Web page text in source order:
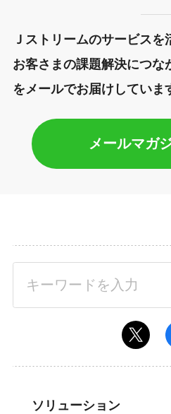
Ｊストリームのサービスを
お客さまの課題解決につな
をメールでお届けしていま
メールマガ
ソリューション